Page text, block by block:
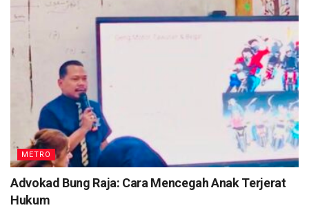
METRO
Advokad Bung Raja: Cara Mencegah Anak Terjerat
Hukum